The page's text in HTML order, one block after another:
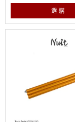
選 購